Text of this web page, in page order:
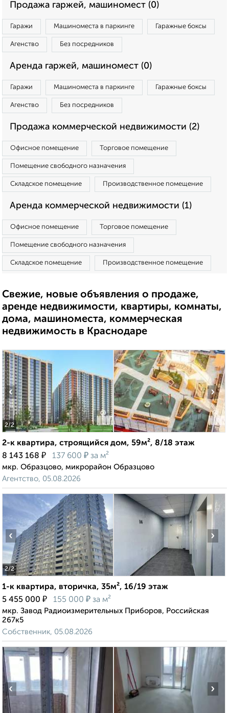
Продажа гаржей, машиномест (0)
Гаражи Машиноместа в паркинге Гаражные боксы
Агенство Без посредников
Аренда гаржей, машиномест (0)
Гаражи Машиноместа в паркинге Гаражные боксы
Агенство Без посредников
Продажа коммерческой недвижимости (2)
Офисное помещение Торговое помещение
Помещение свободного назначения
Складское помещение Производственное помещение
Аренда коммерческой недвижимости (1)
Офисное помещение Торговое помещение
Помещение свободного назначения
Складское помещение Производственное помещение
Свежие, новые объявления о продаже,
аренде недвижимости, квартиры, комнаты,
дома, машиноместа, коммерческая
недвижимость в Краснодаре
2/2
‹ ›
2-к квартира, строящийся дом, 59м², 8/18 этаж
8 143 168 ₽ 137 600 ₽ за м²
мкр. Образцово, микрорайон Образцово
Агентство, 05.08.2026
2/2
‹ ›
1-к квартира, вторичка, 35м², 16/19 этаж
5 455 000 ₽ 155 000 ₽ за м²
мкр. Завод Радиоизмерительных Приборов, Российская
267к5
Собственник, 05.08.2026
‹ ›